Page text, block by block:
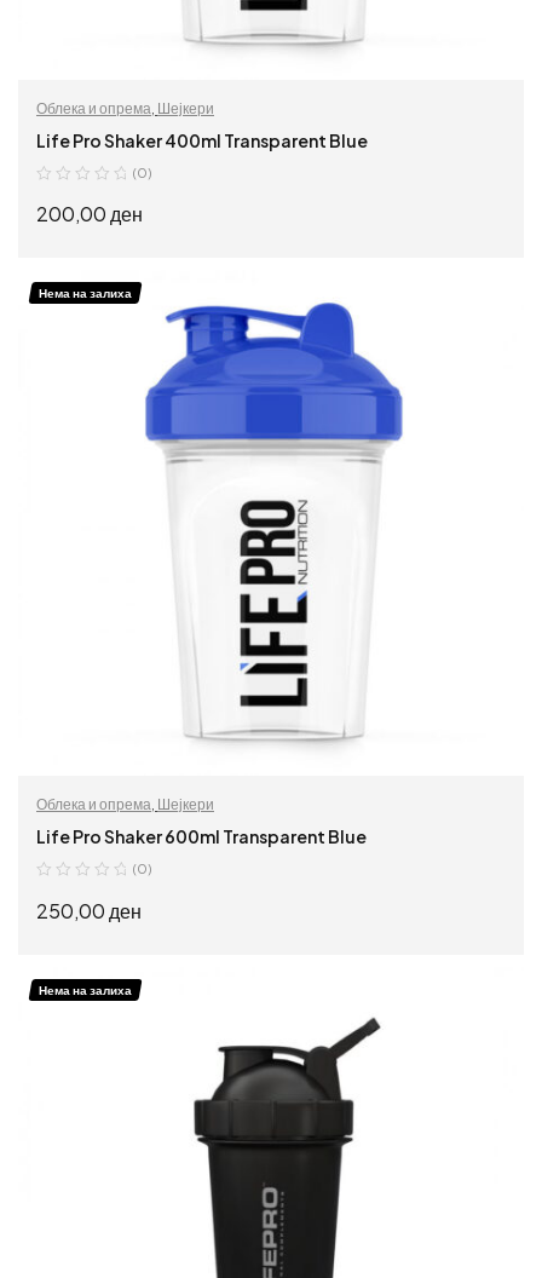
Облека и опрема Шејкери
Life Pro Shaker 400ml Transparent Blue
(0)
200,00 ден
Нема на залиха
Облека и опрема, Шејкери
Life Pro Shaker 600ml Transparent Blue
(0)
250,00 ден
Нема на залиха